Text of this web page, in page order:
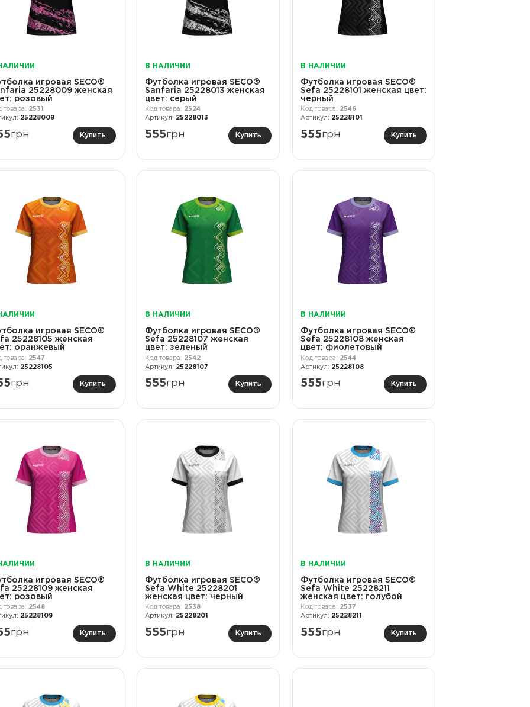
игровая SECO®
25228009 женская
розовый
2531
25228009
грн Купить
В НАЛИЧИИ
Футболка игровая SECO®
Sanfaria 25228013 женская
цвет: серый
2524
25228013
555грн Купить
В НАЛИЧИИ
Футболка игровая SECO®
Sefa 25228101 женская цвет:
черный
2546
25228101
555грн Купить
игровая SECO®
25228105 женская
оранжевый
2547
25228105
грн Купить
В НАЛИЧИИ
Футболка игровая SECO®
Sefa 25228107 женская
цвет: зеленый
2542
25228107
555грн Купить
В НАЛИЧИИ
Футболка игровая SECO®
Sefa 25228108 женская
цвет: фиолетовый
2544
25228108
555грн Купить
игровая SECO®
25228109 женская
розовый
2548
25228109
грн Купить
В НАЛИЧИИ
Футболка игровая SECO®
Sefa White 25228201
женская цвет: черный
2538
25228201
555грн Купить
В НАЛИЧИИ
Футболка игровая SECO®
Sefa White 25228211
женская цвет: голубой
2537
25228211
555грн Купить